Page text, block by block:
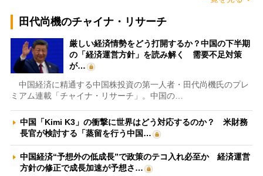
田代尚機のチャイナ・リサーチ
厳しい経済情勢をどう打開するか？中国の下半期
の「経済運営方針」を読み解く 需要不足対策
が…
中国経済に精通する中国株投資の第一人者・田代尚機氏のプレ
ミアム連載「チャイナ・リサーチ」。中国の…
中国「Kimi K3」の衝撃に世界はどう対応するのか？ 米財務
長官が検討する「蒸留を行う中国…
中国経済“予想外の低成長”で政策のテコ入れ必至か 経済運営
方針の修正で成長加速が予想さ…